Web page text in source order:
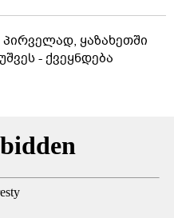
პირველად, ყაზახეთში
- ქვეყნდება